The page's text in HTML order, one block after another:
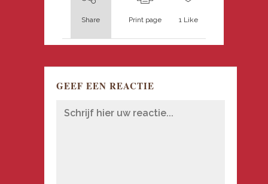
Share Print page 1Like
GEEF EEN REACTIE